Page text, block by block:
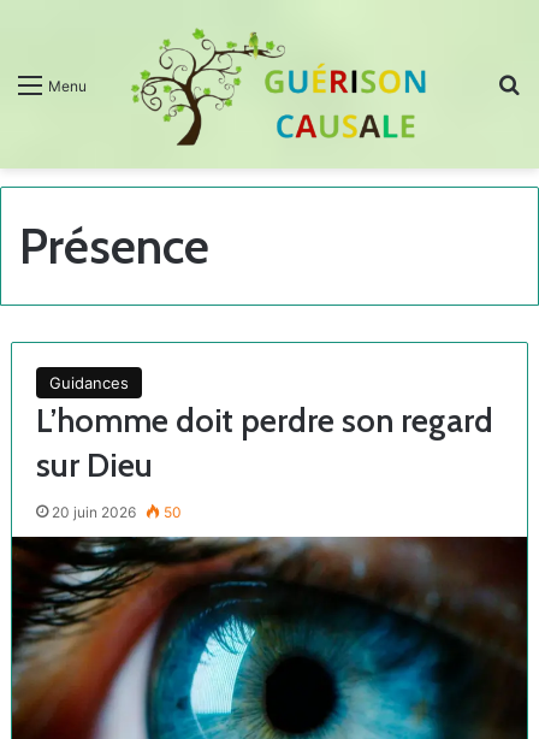
Menu
Présence
Guidances
L’homme doit perdre son regard
sur Dieu
20 juin 2026 50